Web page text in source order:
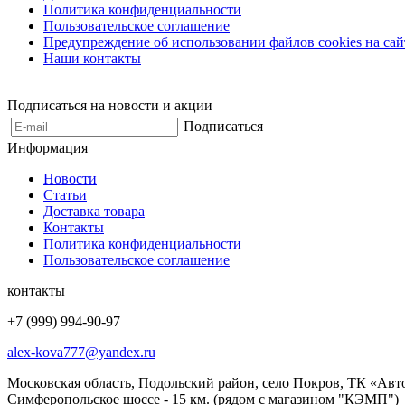
Политика конфиденциальности
Пользовательское соглашение
Предупреждение об использовании файлов cookies на
Наши контакты
Подписаться на новости и акции
Подписаться
Информация
Новости
Статьи
Доставка товара
Контакты
Политика конфиденциальности
Пользовательское соглашение
контакты
+7 (999) 994-90-97
alex-kova777@yandex.ru
Московская область, Подольский район, село Покров, ТК
Симферопольское шоссе - 15 км. (рядом с магазином "КЭМП")